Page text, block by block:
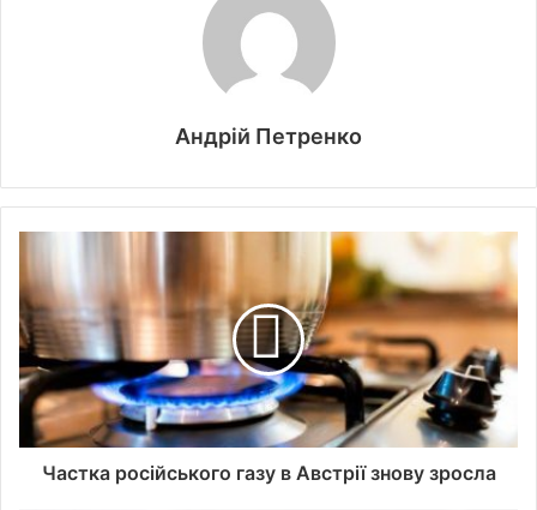
Андрій Петренко
Частка російського газу в Австрії знову зросла